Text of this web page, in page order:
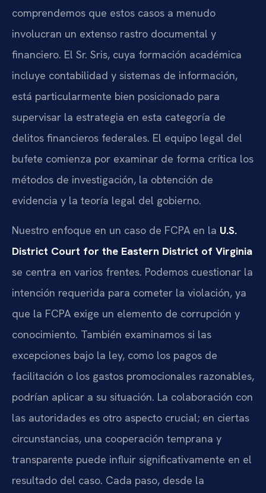
comprendemos que estos casos a menudo
involucran un extenso rastro documental y
financiero. El Sr. Sris, cuya formación académica
incluye contabilidad y sistemas de información,
está particularmente bien posicionado para
supervisar la estrategia en esta categoría de
delitos financieros federales. El equipo legal del
bufete comienza por examinar de forma crítica los
métodos de investigación, la obtención de
evidencia y la teoría legal del gobierno.
Nuestro enfoque en un caso de FCPA en la U.S.
District Court for the Eastern District of Virginia
se centra en varios frentes. Podemos cuestionar la
intención requerida para cometer la violación, ya
que la FCPA exige un elemento de corrupción y
conocimiento. También examinamos si las
excepciones bajo la ley, como los pagos de
facilitación o los gastos promocionales razonables,
podrían aplicar a su situación. La colaboración con
las autoridades es otro aspecto crucial; en ciertas
circunstancias, una cooperación temprana y
transparente puede influir significativamente en el
resultado del caso. Cada paso, desde la